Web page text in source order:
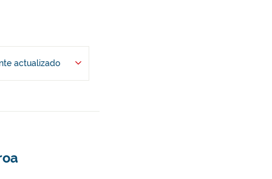
actualizado